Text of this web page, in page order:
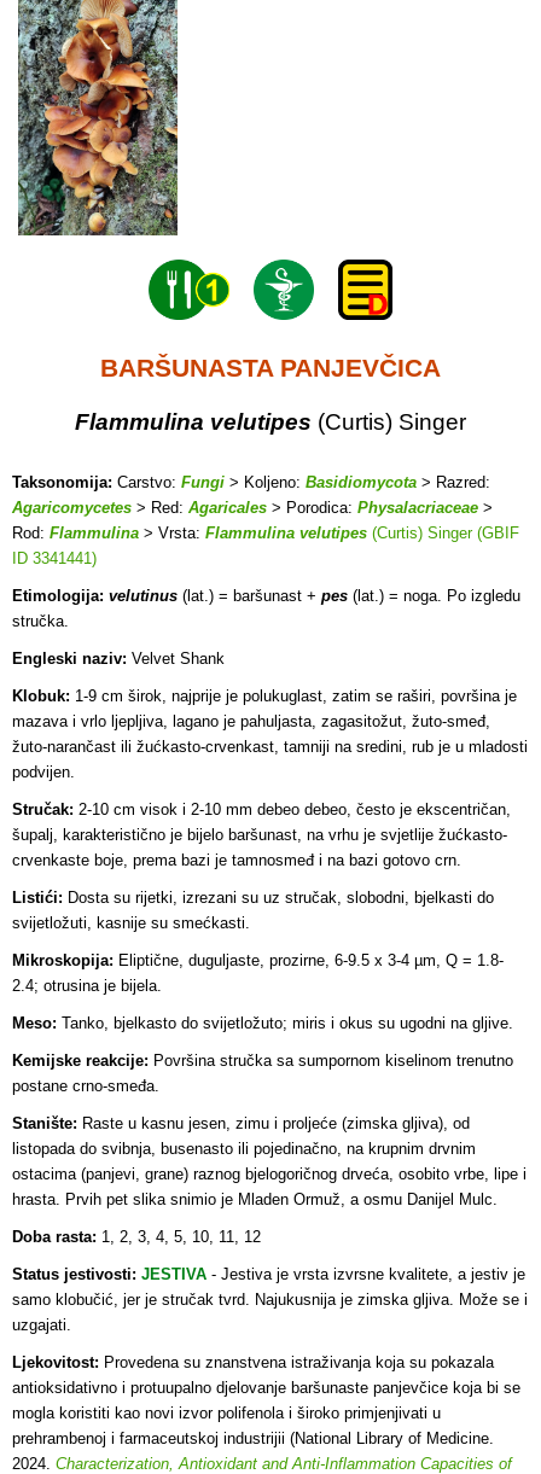
BARŠUNASTA PANJEVČICA
Flammulina velutipes (Curtis) Singer
Taksonomija: Carstvo: Fungi > Koljeno: Basidiomycota > Razred:
Agaricomycetes > Red: Agaricales > Porodica: Physalacriaceae >
Rod: Flammulina > Vrsta: Flammulina velutipes (Curtis) Singer (GBIF
ID 3341441)
Etimologija: velutinus (lat.) = baršunast + pes (lat.) = noga. Po izgledu
stručka.
Engleski naziv: Velvet Shank
Klobuk: 1-9 cm širok, najprije je polukuglast, zatim se raširi, površina je
mazava i vrlo ljepljiva, lagano je pahuljasta, zagasitožut, žuto-smeđ,
žuto-narančast ili žućkasto-crvenkast, tamniji na sredini, rub je u mladosti
podvijen.
Stručak: 2-10 cm visok i 2-10 mm debeo debeo, često je ekscentričan,
šupalj, karakteristično je bijelo baršunast, na vrhu je svjetlije žućkasto-
crvenkaste boje, prema bazi je tamnosmeđ i na bazi gotovo crn.
Listići: Dosta su rijetki, izrezani su uz stručak, slobodni, bjelkasti do
svijetložuti, kasnije su smećkasti.
Mikroskopija: Eliptične, duguljaste, prozirne, 6-9.5 x 3-4 µm, Q = 1.8-
2.4; otrusina je bijela.
Meso: Tanko, bjelkasto do svijetložuto; miris i okus su ugodni na gljive.
Kemijske reakcije: Površina stručka sa sumpornom kiselinom trenutno
postane crno-smeđa.
Stanište: Raste u kasnu jesen, zimu i proljeće (zimska gljiva), od
listopada do svibnja, busenasto ili pojedinačno, na krupnim drvnim
ostacima (panjevi, grane) raznog bjelogoričnog drveća, osobito vrbe, lipe i
hrasta. Prvih pet slika snimio je Mladen Ormuž, a osmu Danijel Mulc.
Doba rasta: 1, 2, 3, 4, 5, 10, 11, 12
Status jestivosti: JESTIVA - Jestiva je vrsta izvrsne kvalitete, a jestiv je
samo klobučić, jer je stručak tvrd. Najukusnija je zimska gljiva. Može se i
uzgajati.
Ljekovitost: Provedena su znanstvena istraživanja koja su pokazala
antioksidativno i protuupalno djelovanje baršunaste panjevčice koja bi se
mogla koristiti kao novi izvor polifenola i široko primjenjivati ​​u
prehrambenoj i farmaceutskoj industrijii (National Library of Medicine.
2024. Characterization, Antioxidant and Anti-Inflammation Capacities of